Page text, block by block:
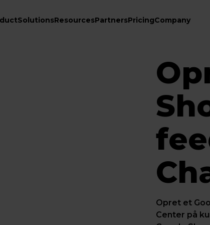
SolutionsResourcesPartnersPricingCompany
Opret et
Center på